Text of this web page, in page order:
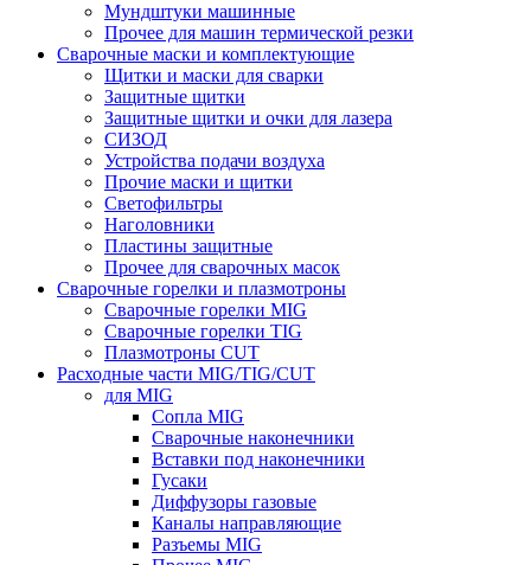
Мундштуки машинные
Прочее для машин термической резки
Сварочные маски и комплектующие
Щитки и маски для сварки
Защитные щитки
Защитные щитки и очки для лазера
СИЗОД
Устройства подачи воздуха
Прочие маски и щитки
Светофильтры
Наголовники
Пластины защитные
Прочее для сварочных масок
Сварочные горелки и плазмотроны
Сварочные горелки MIG
Сварочные горелки TIG
Плазмотроны CUT
Расходные части MIG/TIG/CUT
для MIG
Сопла MIG
Сварочные наконечники
Вставки под наконечники
Гусаки
Диффузоры газовые
Каналы направляющие
Разъемы MIG